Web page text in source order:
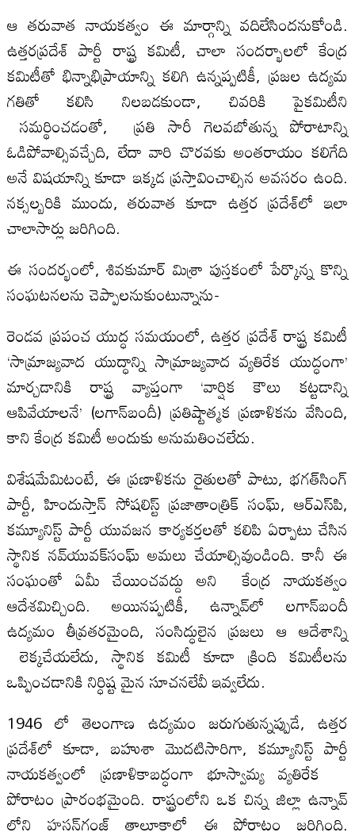
ఆ తరువాత నాయకత్వం ఈ మార్గాన్ని వదిలేసిందనుకోండి.
ఉత్తరప్రదేశ్ పార్టీ రాష్ట్ర కమిటీ, చాలా సందర్భాలలో కేంద్ర
కమిటీతో భిన్నాభిప్రాయాన్ని కలిగి ఉన్నప్పటికీ, ప్రజల ఉద్యమ
గతితో కలిసి నిలబడకుండా, చివరికి పైకమిటీని
సమర్థించడంతో, ప్రతి సారీ గెలవబోతున్న పోరాటాన్ని
ఓడిపోవాల్సివచ్చేది, లేదా వారి చొరవకు అంతరాయం కలిగేది
అనే విషయాన్ని కూడా ఇక్కడ ప్రస్తావించాల్సిన అవసరం ఉంది.
నక్సల్బరికి ముందు, తరువాత కూడా ఉత్తర ప్రదేశ్‌లో ఇలా
చాలాసార్లు జరిగింది.
ఈ సందర్భంలో, శివకుమార్ మిశ్రా పుస్తకంలో పేర్కొన్న కొన్ని
సంఘటనలను చెప్పాలనుకుంటున్నాను-
రెండవ ప్రపంచ యుద్ధ సమయంలో, ఉత్తర ప్రదేశ్ రాష్ట్ర కమిటీ
‘సామ్రాజ్యవాద యుద్ధాన్ని సామ్రాజ్యవాద వ్యతిరేక యుద్ధంగా’
మార్చడానికి రాష్ట్ర వ్యాప్తంగా ‘వార్షిక కౌలు కట్టడాన్ని
ఆపివేయాలనే’ (లగాన్‌బందీ) ప్రతిష్టాత్మక ప్రణాళికను వేసింది,
కాని కేంద్ర కమిటీ అందుకు అనుమతించలేదు.
విశేషమేమిటంటే, ఈ ప్రణాళికను రైతులతో పాటు, భగత్‌సింగ్
పార్టీ, హిందుస్తాన్ సోషలిస్ట్ ప్రజాతాంత్రిక్ సంఘ్, ఆర్‌ఎస్‌పి,
కమ్యూనిస్ట్ పార్టీ యువజన కార్యకర్తలతో కలిపి ఏర్పాటు చేసిన
స్థానిక నవ్‌యువక్‌సంఘ్ అమలు చేయాల్సివుండింది. కానీ ఈ
సంఘంతో ఏమీ చేయించవద్దు అని కేంద్ర నాయకత్వం
ఆదేశమిచ్చింది. అయినప్పటికీ, ఉన్నావ్‌లో లగాన్‌బందీ
ఉద్యమం తీవ్రతరమైంది, సంసిద్ధులైన ప్రజలు ఆ ఆదేశాన్ని
లెక్కచేయలేదు, స్థానిక కమిటీ కూడా క్రింది కమిటీలను
ఒప్పించడానికి నిర్ధిష్ట మైన సూచనలేవీ ఇవ్వలేదు.
1946 లో తెలంగాణ ఉద్యమం జరుగుతున్నప్పుడే, ఉత్తర
ప్రదేశ్‌లో కూడా, బహుశా మొదటిసారిగా, కమ్యూనిస్ట్ పార్టీ
నాయకత్వంలో ప్రణాళికాబద్ధంగా భూస్వామ్య వ్యతిరేక ​​
పోరాటం ప్రారంభమైంది. రాష్ట్రంలోని ఒక చిన్న జిల్లా ఉన్నావ్
లోని హసన్‌గంజ్ తాలూకాలో ఈ పోరాటం జరిగింది.